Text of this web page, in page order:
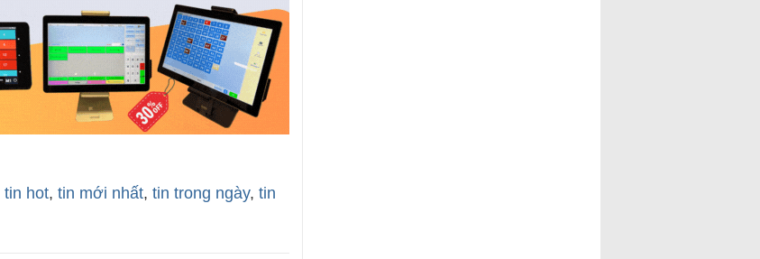
tin hot, tin mới nhất, tin trong ngày, tin